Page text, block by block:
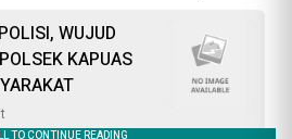
WUJUD
KAPUAS